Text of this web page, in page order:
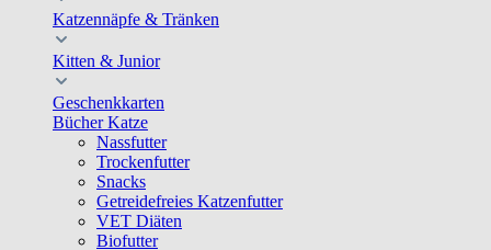
Katzennäpfe & Tränken
Kitten & Junior
Geschenkkarten
Bücher Katze
Nassfutter
Trockenfutter
Snacks
Getreidefreies Katzenfutter
VET Diäten
Biofutter